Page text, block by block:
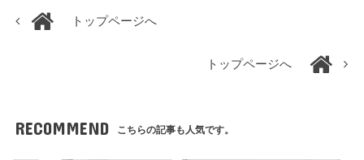
トップページへ
トップページへ
RECOMMEND こちらの記事も人気です。